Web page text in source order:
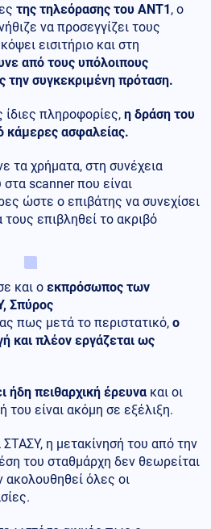
της τηλεόρασης του ΑΝΤ1, ο
να προσεγγίζει τους
εισιτήριο και στη
από τους υπόλοιπους
την συγκεκριμένη πρόταση.
πληροφορίες, η δράση του
κάμερες ασφαλείας.
τα χρήματα, στη συνέχεια
scanner που είναι
ώστε ο επιβάτης να συνεχίσει
επιβληθεί το ακριβό
και ο εκπρόσωπος των
Σπύρος
πως μετά το περιστατικό, ο
και πλέον εργάζεται ως
ήδη πειθαρχική έρευνα και οι
του είναι ακόμη σε εξέλιξη.
η μετακίνησή του από την
του σταθμάρχη δεν θεωρείται
όλες οι